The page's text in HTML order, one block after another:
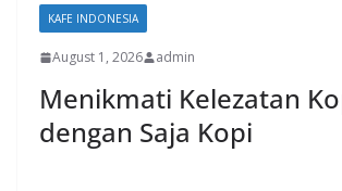
KAFE INDONESIA
August 1, 2026 admin
Menikmati Kelezatan
dengan Saja Kopi